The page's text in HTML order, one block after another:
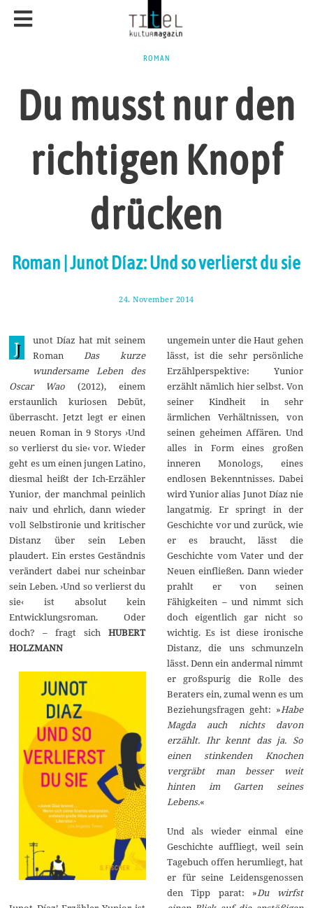
ROMAN
Du musst nur den
richtigen Knopf
drücken
Roman | Junot Díaz: Und so verlierst du sie
24. November 2014
e
z
e
m
b
e
2
2
1
J
unot Díaz hat mit seinem
Roman Das kurze
wundersame Leben des
Oscar Wao (2012), einem
erstaunlich kuriosen Debüt,
überrascht. Jetzt legt er einen
neuen Roman in 9 Storys ›Und
so verlierst du sie‹ vor. Wieder
geht es um einen jungen Latino,
diesmal heißt der Ich-Erzähler
Yunior, der manchmal peinlich
naiv und ehrlich, dann wieder
voll Selbstironie und kritischer
Distanz über sein Leben
plaudert. Ein erstes Geständnis
verändert dabei nur scheinbar
sein Leben. ›Und so verlierst du
sie‹ ist absolut kein
Entwicklungsroman. Oder
doch? – fragt sichHUBERT
HOLZMANN
ungemein unter die Haut gehen
lässt, ist die sehr persönliche
Erzählperspektive: Yunior
erzählt nämlich hier selbst. Von
seiner Kindheit in sehr
ärmlichen Verhältnissen, von
seinen geheimen Affären. Und
alles in Form eines großen
inneren Monologs, eines
endlosen Bekenntnisses. Dabei
wird Yunior alias Junot Díaz nie
langatmig. Er springt in der
Geschichte vor und zurück, wie
er es braucht, lässt die
Geschichte vom Vater und der
Neuen einfließen. Dann wieder
prahlt er von seinen
Fähigkeiten – und nimmt sich
doch eigentlich gar nicht so
wichtig. Es ist diese ironische
Distanz, die uns schmunzeln
lässt. Denn ein andermal nimmt
er großspurig die Rolle des
Beraters ein, zumal wenn es um
Beziehungsfragen geht: »Habe
Magda auch nichts davon
erzählt. Ihr kennt das ja. So
einen stinkenden Knochen
vergräbt man besser weit
hinten im Garten seines
Lebens.«
Und als wieder einmal eine
Geschichte auffliegt, weil sein
Tagebuch offen herumliegt, hat
er für seine Leidensgenossen
den Tipp parat: »Du wirfst